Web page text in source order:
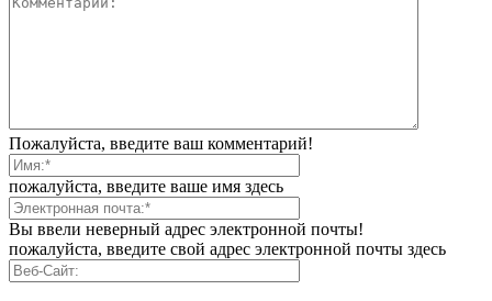
Пожалуйста, введите ваш комментарий!
пожалуйста, введите ваше имя здесь
Вы ввели неверный адрес электронной почты!
пожалуйста, введите свой адрес электронной почты здесь